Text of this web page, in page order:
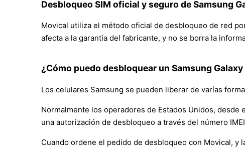
Desbloqueo SIM oficial y seguro de Samsung
Movical utiliza el método oficial de desbloqueo de red
afecta a la garantía del fabricante, y no se borra la
¿Cómo puedo desbloquear un Samsung
Los celulares Samsung se pueden liberar de varías
Normalmente los operadores de Estados Unidos,
una autorización de desbloqueo a través del número
Cuando ordene el pedido de desbloqueo con Movical, y